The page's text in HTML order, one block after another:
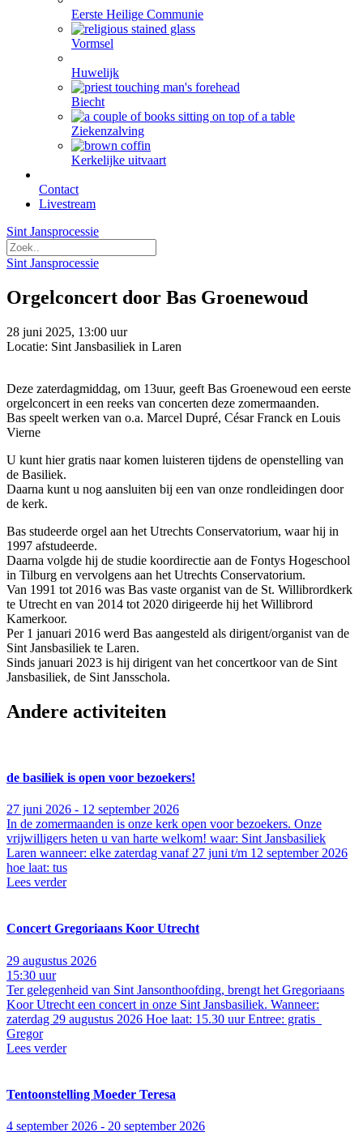
Eerste Heilige Communie
Vormsel
Huwelijk
Biecht
Ziekenzalving
Kerkelijke uitvaart
Contact
Livestream
Sint Jansprocessie
Sint Jansprocessie
Orgelconcert door Bas Groenewoud
28 juni 2025, 13:00 uur
Locatie: Sint Jansbasiliek in Laren
Deze zaterdagmiddag, om 13uur, geeft Bas Groenewoud een eerste
orgelconcert in een reeks van concerten deze zomermaanden.
Bas speelt werken van o.a. Marcel Dupré, César Franck en Louis
Vierne
U kunt hier gratis naar komen luisteren tijdens de openstelling van
de Basiliek.
Daarna kunt u nog aansluiten bij een van onze rondleidingen door
de kerk.
Bas studeerde orgel aan het Utrechts Conservatorium, waar hij in
1997 afstudeerde.
Daarna volgde hij de studie koordirectie aan de Fontys Hogeschool
in Tilburg en vervolgens aan het Utrechts Conservatorium.
Van 1991 tot 2016 was Bas vaste organist van de St. Willibrordkerk
te Utrecht en van 2014 tot 2020 dirigeerde hij het Willibrord
Kamerkoor.
Per 1 januari 2016 werd Bas aangesteld als dirigent/organist van de
Sint Jansbasiliek te Laren.
Sinds januari 2023 is hij dirigent van het concertkoor van de Sint
Jansbasiliek, de Sint Jansschola.
Andere activiteiten
de basiliek is open voor bezoekers!
27 juni 2026 - 12 september 2026
In de zomermaanden is onze kerk open voor bezoekers. Onze
vrijwilligers heten u van harte welkom! waar: Sint Jansbasiliek
Laren wanneer: elke zaterdag vanaf 27 juni t/m 12 september 2026
hoe laat: tus
Lees verder
Concert Gregoriaans Koor Utrecht
29 augustus 2026
15:30 uur
Ter gelegenheid van Sint Jansonthoofding, brengt het Gregoriaans
Koor Utrecht een concert in onze Sint Jansbasiliek. Wanneer:
zaterdag 29 augustus 2026 Hoe laat: 15.30 uur Entree: gratis
Gregor
Lees verder
Tentoonstelling Moeder Teresa
4 september 2026 - 20 september 2026